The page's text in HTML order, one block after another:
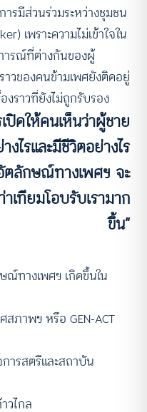
รมีส่วนร่วมระหว่างชุมชน
เพราะความไม่เข้าใจใน
ารณ์ที่ต่างกันของผู้
วของคนข้ามเพศยังติดอยู่
งราวที่ยังไม่ถูกรับรอง
ปิดให้คนเห็นว่าผู้ชาย
ไรและมีชีวิตอย่างไร
ลักษณ์ทางเพศฯ จะ
เทียมโอบรับเรามาก
ขึ้น”
ทางเพศฯ เกิดขึ้นใน
ภาพฯ หรือ GEN-ACT
ารสตรีและสถาบัน
วไกล